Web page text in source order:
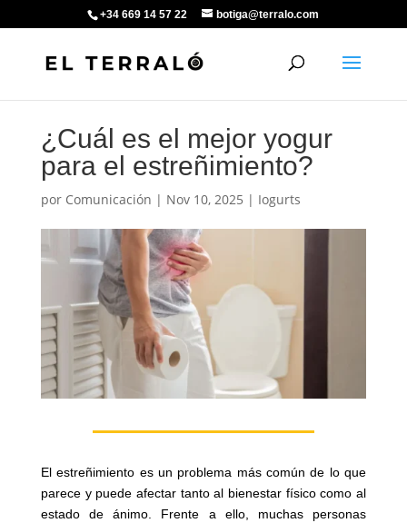
+34 669 14 57 22 botiga@terralo.com
¿Cuál es el mejor yogur
para el estreñimiento?
por Comunicación | Nov 10, 2025 | Iogurts
El estreñimiento es un problema más común de lo que
parece y puede afectar tanto al bienestar físico como al
estado de ánimo. Frente a ello, muchas personas